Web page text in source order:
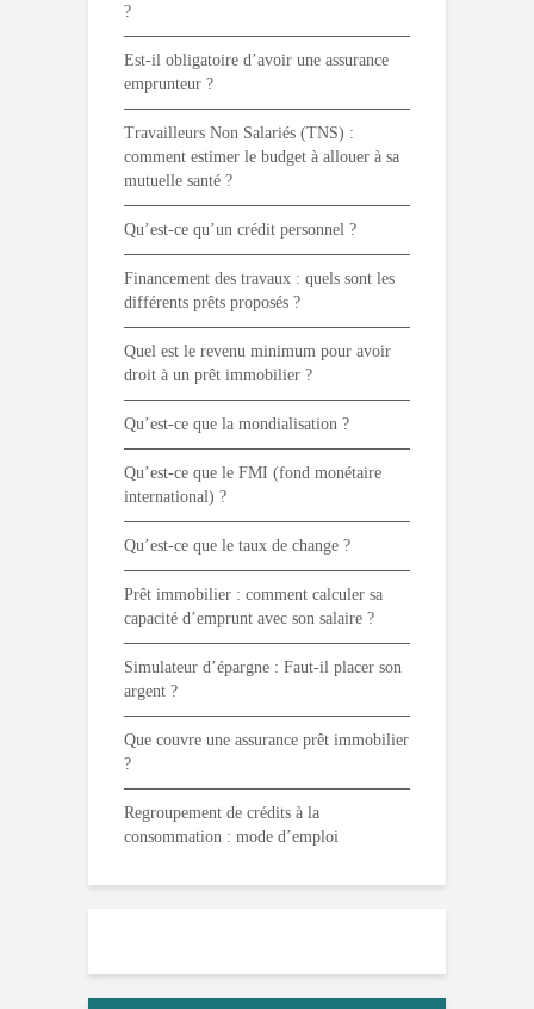
?
Est-il obligatoire d’avoir une assurance
emprunteur ?
Travailleurs Non Salariés (TNS) :
comment estimer le budget à allouer à sa
mutuelle santé ?
Qu’est-ce qu’un crédit personnel ?
Financement des travaux : quels sont les
différents prêts proposés ?
Quel est le revenu minimum pour avoir
droit à un prêt immobilier ?
Qu’est-ce que la mondialisation ?
Qu’est-ce que le FMI (fond monétaire
international) ?
Qu’est-ce que le taux de change ?
Prêt immobilier : comment calculer sa
capacité d’emprunt avec son salaire ?
Simulateur d’épargne : Faut-il placer son
argent ?
Que couvre une assurance prêt immobilier
?
Regroupement de crédits à la
consommation : mode d’emploi